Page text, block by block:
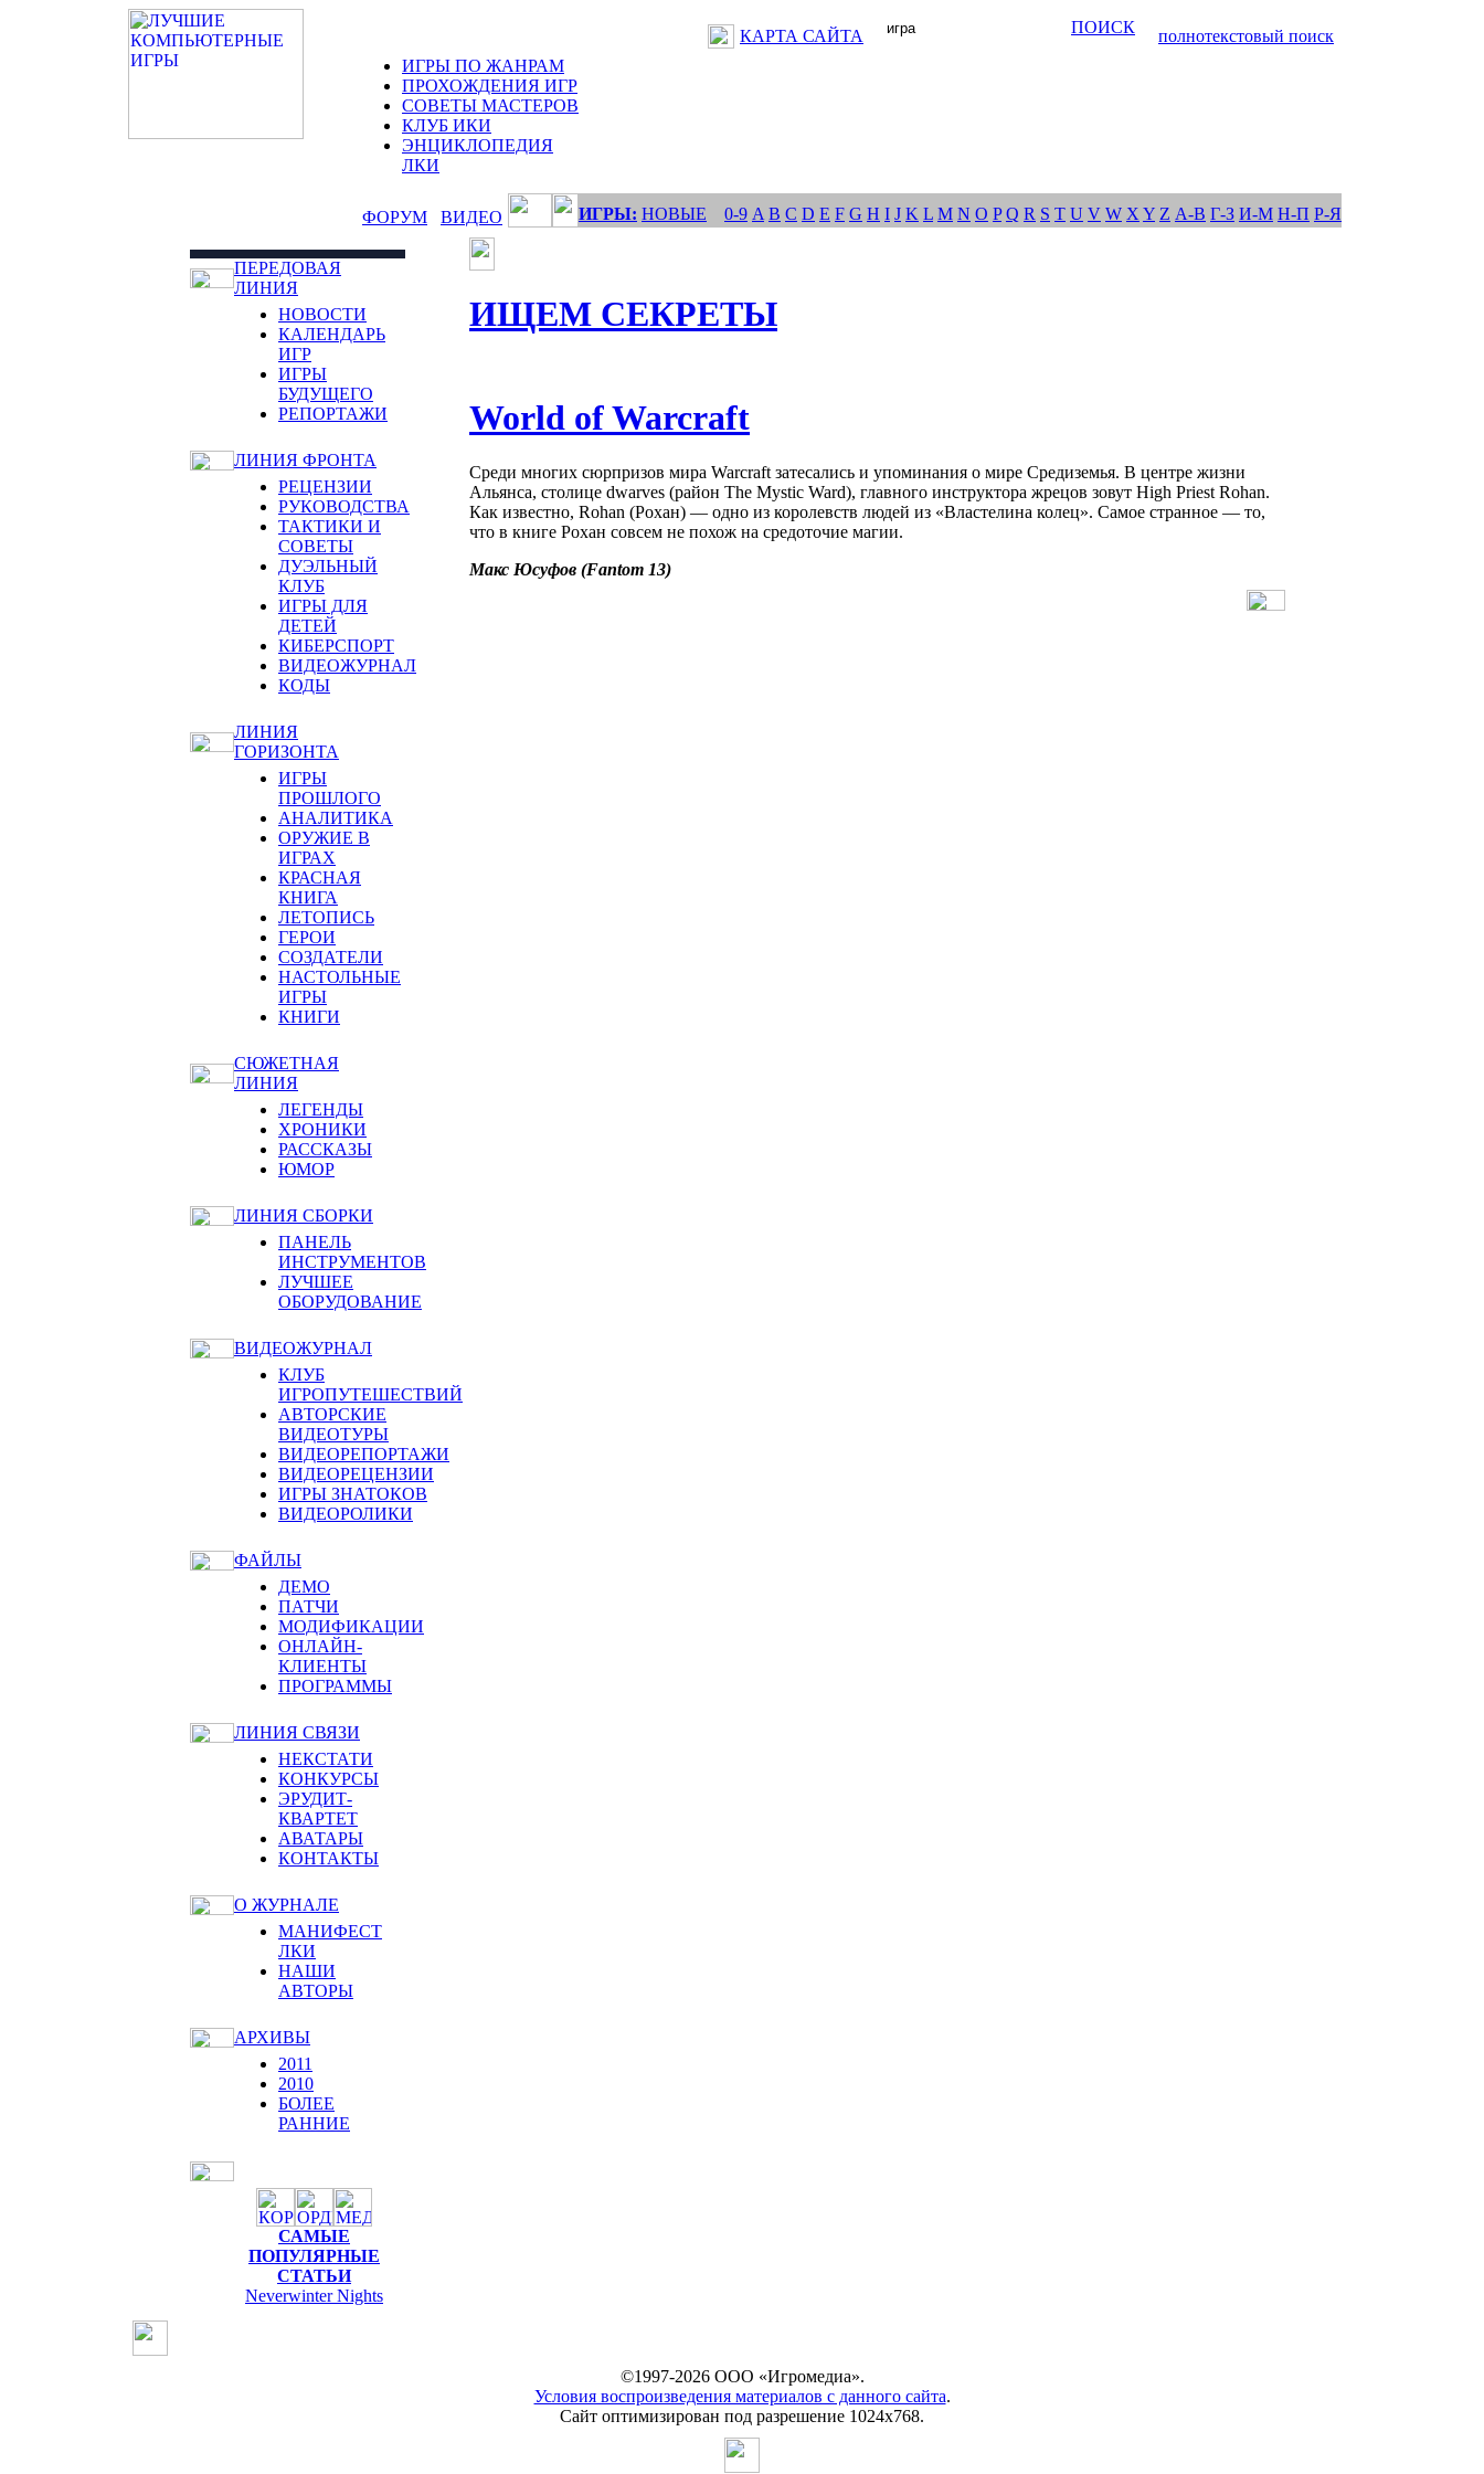
КАРТА САЙТА ПОИСК
полнотекстовый поиск
ИГРЫ ПО ЖАНРАМ
ПРОХОЖДЕНИЯ ИГР
СОВЕТЫ МАСТЕРОВ
КЛУБ ИКИ
ЭНЦИКЛОПЕДИЯ
ЛКИ
ФОРУМ ВИДЕО ИГРЫ: НОВЫЕ 0-9 A B C D E F G H I J K L M N O P Q R S T U V W X Y Z А-В Г-З И-М Н-П Р-Я
ПЕРЕДОВАЯ
ЛИНИЯ
НОВОСТИ
КАЛЕНДАРЬ
ИГР
ИГРЫ
БУДУЩЕГО
РЕПОРТАЖИ
ЛИНИЯ ФРОНТА
РЕЦЕНЗИИ
РУКОВОДСТВА
ТАКТИКИ И
СОВЕТЫ
ДУЭЛЬНЫЙ
КЛУБ
ИГРЫ ДЛЯ
ДЕТЕЙ
КИБЕРСПОРТ
ВИДЕОЖУРНАЛ
КОДЫ
ЛИНИЯ
ГОРИЗОНТА
ИГРЫ
ПРОШЛОГО
АНАЛИТИКА
ОРУЖИЕ В
ИГРАХ
КРАСНАЯ
КНИГА
ЛЕТОПИСЬ
ГЕРОИ
СОЗДАТЕЛИ
НАСТОЛЬНЫЕ
ИГРЫ
КНИГИ
СЮЖЕТНАЯ
ЛИНИЯ
ЛЕГЕНДЫ
ХРОНИКИ
РАССКАЗЫ
ЮМОР
ЛИНИЯ СБОРКИ
ПАНЕЛЬ
ИНСТРУМЕНТОВ
ЛУЧШЕЕ
ОБОРУДОВАНИЕ
ВИДЕОЖУРНАЛ
КЛУБ
ИГРОПУТЕШЕСТВИЙ
АВТОРСКИЕ
ВИДЕОТУРЫ
ВИДЕОРЕПОРТАЖИ
ВИДЕОРЕЦЕНЗИИ
ИГРЫ ЗНАТОКОВ
ВИДЕОРОЛИКИ
ФАЙЛЫ
ДЕМО
ПАТЧИ
МОДИФИКАЦИИ
ОНЛАЙН-
КЛИЕНТЫ
ПРОГРАММЫ
ЛИНИЯ СВЯЗИ
НЕКСТАТИ
КОНКУРСЫ
ЭРУДИТ-
КВАРТЕТ
АВАТАРЫ
КОНТАКТЫ
О ЖУРНАЛЕ
МАНИФЕСТ
ЛКИ
НАШИ
АВТОРЫ
АРХИВЫ
2011
2010
БОЛЕЕ
РАННИЕ
САМЫЕ
ПОПУЛЯРНЫЕ
СТАТЬИ
Neverwinter Nights
ИЩЕМ СЕКРЕТЫ
World of Warcraft
Среди многих сюрпризов мира Warcraft затесались и упоминания о мире Средиземья. В центре жизни
Альянса, столице dwarves (район The Mystic Ward), главного инструктора жрецов зовут High Priest Rohan.
Как известно, Rohan (Рохан) — одно из королевств людей из «Властелина колец». Самое странное — то,
что в книге Рохан совсем не похож на средоточие магии.
Макс Юсуфов (Fantom 13)
©1997-2026 ООО «Игромедиа».
Условия воспроизведения материалов с данного сайта.
Сайт оптимизирован под разрешение 1024х768.